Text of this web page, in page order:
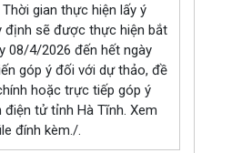
gian thực hiện lấy ý
định sẽ được thực hiện bắt
08/4/2026 đến hết ngày
góp ý đối với dự thảo, đề
hoặc trực tiếp góp ý
tử tỉnh Hà Tĩnh. Xem
đính kèm./.